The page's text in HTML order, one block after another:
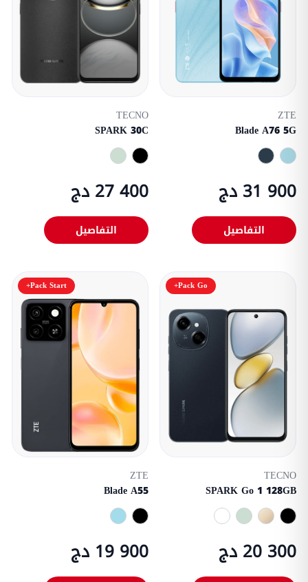
ZTE
Blade A76 5G
31 900 دج
التفاصيل
TECNO
SPARK 30C
27 400 دج
التفاصيل
Pack Go+
TECNO
SPARK Go 1 128GB
20 300 دج
Pack Start+
ZTE
Blade A55
19 900 دج